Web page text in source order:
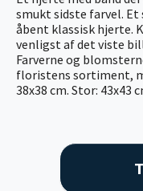
smukt sidste farvel. Et
åbent klassisk hjerte.
venligst af det viste
Farverne og
floristens sortiment,
38x38 cm. Stor: 43x43